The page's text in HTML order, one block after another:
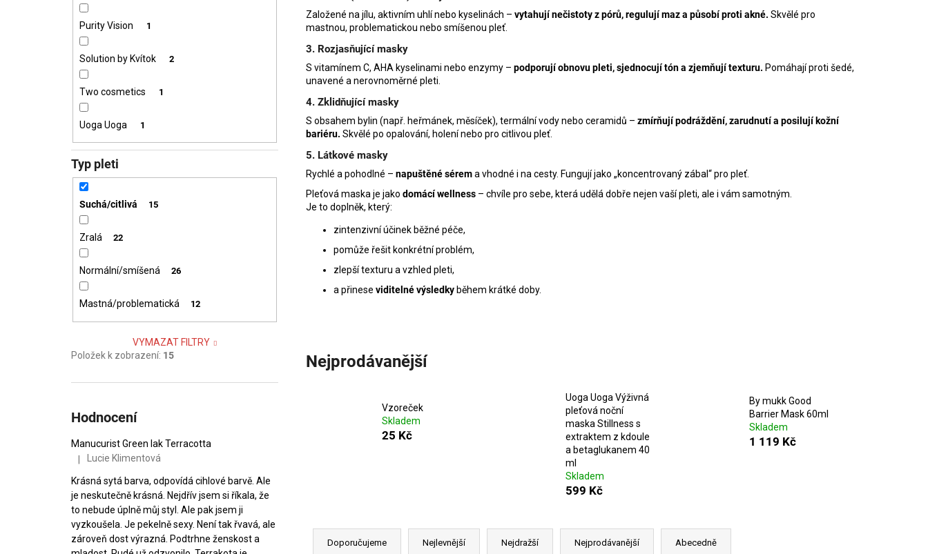
Purity Vision 1
Solution by Kvítok 2
Two cosmetics 1
Uoga Uoga 1
Typ pleti
Suchá/citlivá 15
Zralá 22
Normální/smíšená 26
Mastná/problematická 12
VYMAZAT FILTRY
Položek k zobrazení: 15
Hodnocení
Manucurist Green lak Terracotta
Hodnocení produktu je 5 z 5 hvězdiček.
| Lucie Klimentová
Krásná sytá barva, odpovídá cihlové barvě. Ale
je neskutečně krásná. Nejdřív jsem si říkala, že
to nebude úplně můj styl. Ale pak jsem ji
vyzkoušela. Je pekelně sexy. Není tak řvavá, ale
zároveň dost výrazná. Podtrhne ženskost a
Založené na jílu, aktivním uhlí nebo kyselinách – vytahují nečistoty z pórů, regulují maz a působí proti akné. Skvělé pro
mastnou, problematickou nebo smíšenou pleť.
3. Rozjasňující masky
S vitamínem C, AHA kyselinami nebo enzymy – podporují obnovu pleti, sjednocují tón a zjemňují texturu. Pomáhají proti šedé,
unavené a nerovnoměrné pleti.
4. Zklidňující masky
S obsahem bylin (např. heřmánek, měsíček), termální vody nebo ceramidů – zmírňují podráždění, zarudnutí a posilují kožní
bariéru. Skvělé po opalování, holení nebo pro citlivou pleť.
5. Látkové masky
Rychlé a pohodlné – napuštěné sérema vhodné i na cesty. Fungují jako „koncentrovaný zábal“ pro pleť.
Pleťová maska je jako domácí wellness – chvíle pro sebe, která udělá dobře nejen vaší pleti, ale i vám samotným.
Je to doplněk, který:
zintenzivní účinek běžné péče,
pomůže řešit konkrétní problém,
zlepší texturu a vzhled pleti,
a přinese viditelné výsledkyběhem krátké doby.
Nejprodávanější
Vzoreček
Skladem
25 Kč
Uoga Uoga Výživná
pleťová noční
maska Stillness s
extraktem z kdoule
a betaglukanem 40
ml
Skladem
599 Kč
By mukk Good
Barrier Mask 60ml
Skladem
1 119 Kč
Ř
Doporučujeme Nejlevnější Nejdražší Nejprodávanější Abecedně